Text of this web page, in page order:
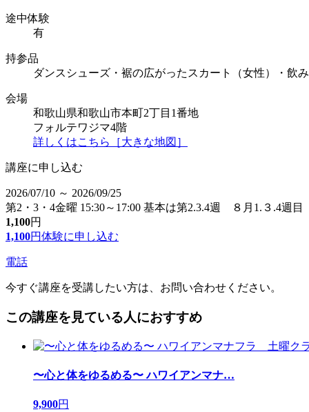
途中体験
有
持参品
ダンスシューズ・裾の広がったスカート（女性）・飲
会場
和歌山県和歌山市本町2丁目1番地
フォルテワジマ4階
詳しくはこちら［大きな地図］
講座に申し込む
2026/07/10 ～ 2026/09/25
第2・3・4金曜 15:30～17:00 基本は第2.3.4週 ８月1.３.4週
1,100円
1,100円体験に申し込む
電話
今すぐ講座を受講したい方は、お問い合わせください。
この講座を見ている人におすすめ
〜心と体をゆるめる〜 ハワイアンマナ…
9,900円